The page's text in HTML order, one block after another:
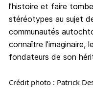
l’histoire et faire
stéréotypes au sujet
communautés
connaître l’imaginaire,
fondateurs de son
Crédit photo : Patrick